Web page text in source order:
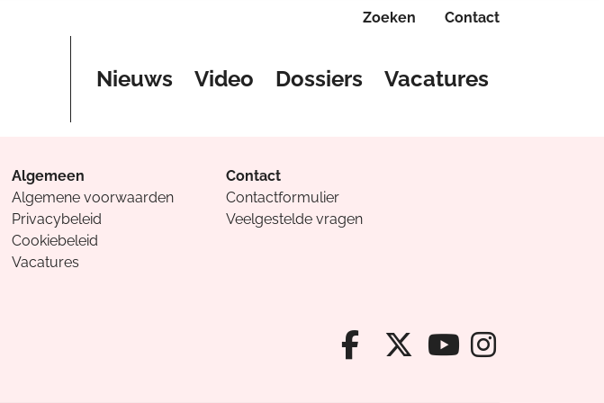
Zoeken Contact
Nieuws Video Dossiers Vacatures
Algemeen
Algemene voorwaarden
Privacybeleid
Cookiebeleid
Vacatures
Contact
Contactformulier
Veelgestelde vragen
Facebook van
X van